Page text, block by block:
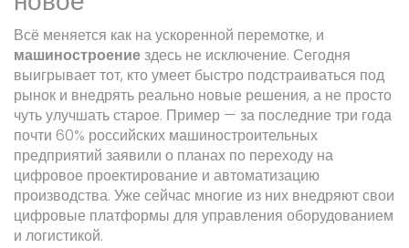
Всё меняется как на ускоренной перемотке, и
машиностроениездесь не исключение. Сегодня
выигрывает тот, кто умеет быстро подстраиваться под
рынок и внедрять реально новые решения, а не просто
чуть улучшать старое. Пример — за последние три года
почти 60% российских машиностроительных
предприятий заявили о планах по переходу на
цифровое проектирование и автоматизацию
производства. Уже сейчас многие из них внедряют свои
цифровые платформы для управления оборудованием
и логистикой.